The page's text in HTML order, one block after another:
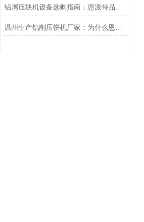
铝屑压块机设备选购指南：恩派特品牌推荐及价格解析
温州生产铝削压饼机厂家：为什么恩派特品牌值得推荐